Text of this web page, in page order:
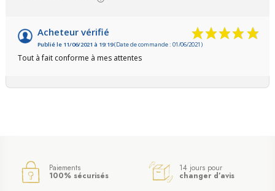
Acheteur vérifié
Publié le 11/06/2021 à 19:19(Date de commande : 01/06/2021)
Tout à fait conforme à mes attentes
Paiements
100% sécurisés
14 jours pour
changer d’avis